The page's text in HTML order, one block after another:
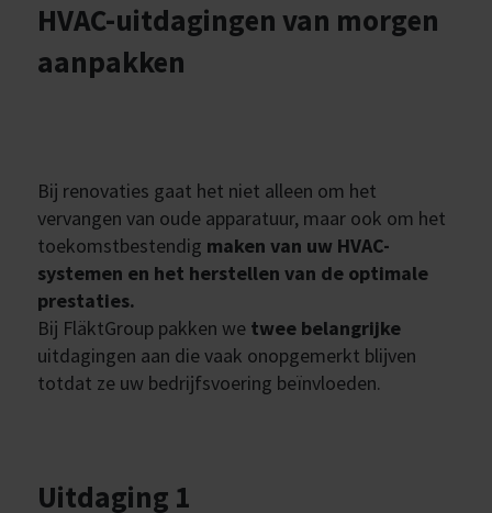
HVAC-uitdagingen van morgen
aanpakken
Bij renovaties gaat het niet alleen om het
vervangen van oude apparatuur, maar ook om het
toekomstbestendig maken van uw HVAC-
systemen en het herstellen van de optimale
prestaties.
Bij FläktGroup pakken we twee belangrijke
uitdagingen aan die vaak onopgemerkt blijven
totdat ze uw bedrijfsvoering beïnvloeden.
Uitdaging 1